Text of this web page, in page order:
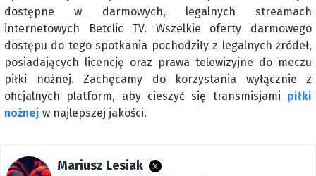
dostępne w darmowych, legalnych streamach
internetowych Betclic TV. Wszelkie oferty darmowego
dostępu do tego spotkania pochodziły z legalnych źródeł,
posiadających licencję oraz prawa telewizyjne do meczu
piłki nożnej. Zachęcamy do korzystania wyłącznie z
oficjalnych platform, aby cieszyć się transmisjami piłki
nożnej w najlepszej jakości.
Mariusz Lesiak